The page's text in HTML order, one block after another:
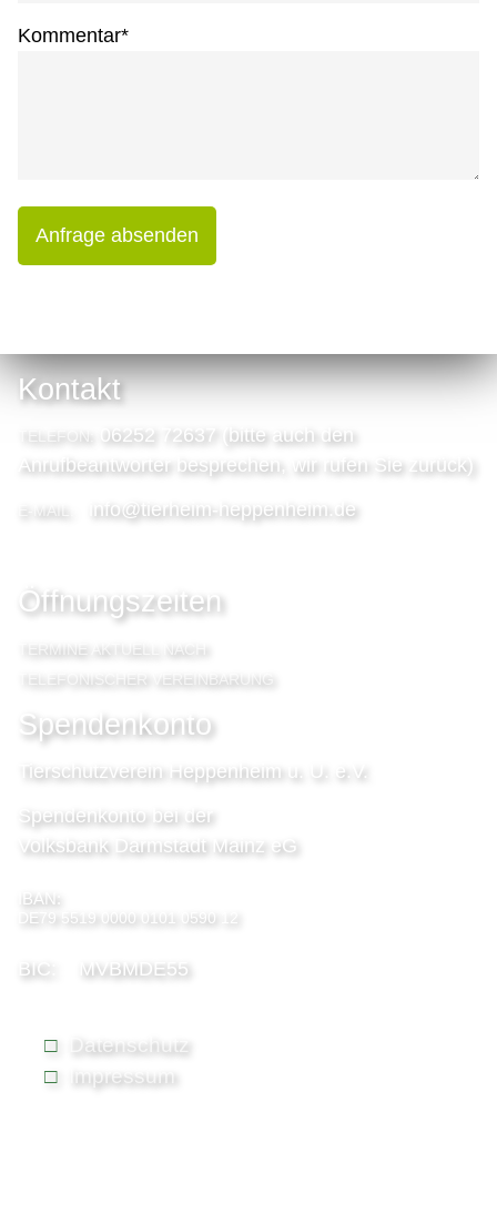
Kommentar*
Anfrage absenden
Kontakt
TELEFON:
06252 72637 (bitte auch den
Anrufbeantworter besprechen, wir rufen Sie zurück)
E-MAIL: info@tierheim-heppenheim.de
Öffnungszeiten
TERMINE AKTUELL NACH
TELEFONISCHER VEREINBARUNG
Spendenkonto
Tierschutzverein Heppenheim u. U. e.V.
Spendenkonto bei der
Volksbank Darmstadt Mainz eG
IBAN:
DE79 5519 0000 0101 0590 12
BIC: MVBMDE55
Datenschutz
Impressum